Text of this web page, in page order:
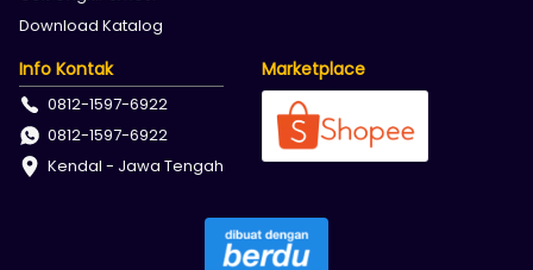
Download Katalog
Info Kontak
0812-1597-6922
0812-1597-6922
Kendal - Jawa Tengah
Marketplace